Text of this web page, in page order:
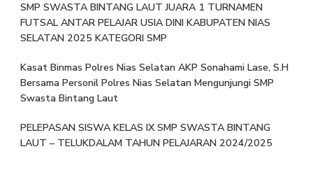
SMP SWASTA BINTANG LAUT JUARA 1 TURNAMEN
FUTSAL ANTAR PELAJAR USIA DINI KABUPATEN NIAS
SELATAN 2025 KATEGORI SMP
Kasat Binmas Polres Nias Selatan AKP Sonahami Lase, S.H
Bersama Personil Polres Nias Selatan Mengunjungi SMP
Swasta Bintang Laut
PELEPASAN SISWA KELAS IX SMP SWASTA BINTANG
LAUT – TELUKDALAM TAHUN PELAJARAN 2024/2025